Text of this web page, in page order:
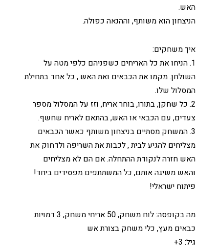
האש.
הניצחון הוא משותף, וההנאה כפולה.
איך משחקים:
1. הניחו את כל האריחים כשפניהם כלפי מטה על
השולחן. מקמו את הכבאים ואת האש , כל אחד בתחילת
המסלול שלו.
2. כל שחקן, בתורו, בוחר אריח, וזז על המסלול מספר
צעדים, עם הכבאי או האש, בהתאם לאריח שחשף.
3. המשחק מסתיים בניצחון משותף כאשר הכבאים
מצליחים להגיע לבית , לכבות את השריפה ולדחוק את
האש חזרה לנקודת ההתחלה. אם הם לא מצליחים
והאש משיגה אותם, כל המשתתפים מפסידים ביחד!
פיתוח ישראלי!
מה בקופסה: לוח משחק, 50 אריחי משחק, 3 דמויות
כבאים מעץ, כלי משחק בצורת אש
גיל: 3+